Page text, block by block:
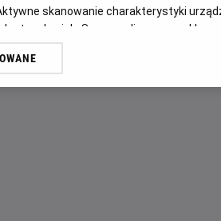
najdrobniejszych i najintymniejszych
Proces, który nurtuje wszystkich,
"Czy to zrobiła?".
skanowanie charakterystyki
do nich. Spersonalizowane reklamy